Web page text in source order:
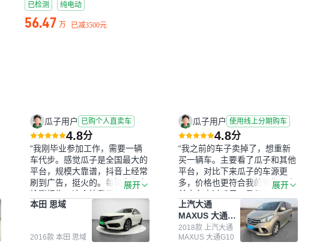
已检测 纯电动
56.47 万 已减3500元
瓜子用户 已购个人直卖车
4.8分
“我刚毕业参加工作，需要一辆
车代步。感觉瓜子是全国最大的
平台，规模大靠谱，抖音上经常
刷到广告，挺火的。每辆车都有
检测报告，这个让我很放心。去
外面买车全凭卖家一张嘴，不敢
买。我买了本田思域，白色，过
户次数少，公里数符合，虽然价
格比我心理预期略高一点，但瓜
展开
本田 思域
2016款 本田 思域
瓜子用户 使用线上分期购车
4.8分
“我之前的车子卖掉了，想重新
买一辆车。主要看了瓜子和其他
平台，对比下来瓜子的车源更
多，价格也更符合我的预期。之
前卖车来过瓜子，虽然价格没谈
成，但APP一直留着。瓜子毕竟
是大平台，整体印象还好。我最
终买了一台上汽大通，18年的
车，公里数9万多，符合我的要
展开
上汽大通
MAXUS 大通
G10
2018款 上汽大通
MAXUS 大通G10